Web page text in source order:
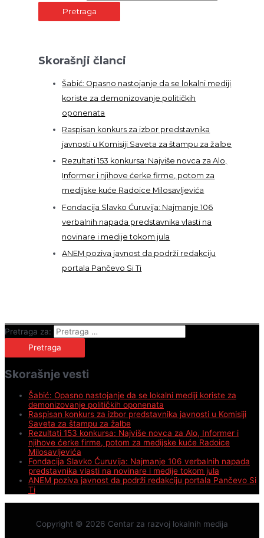
Skorašnji članci
Šabić: Opasno nastojanje da se lokalni mediji
koriste za demonizovanje političkih
oponenata
Raspisan konkurs za izbor predstavnika
javnosti u Komisiji Saveta za štampu za žalbe
Rezultati 153 konkursa: Najviše novca za Alo,
Informer i njihove ćerke firme, potom za
medijske kuće Radoice Milosavljevića
Fondacija Slavko Ćuruvija: Najmanje 106
verbalnih napada predstavnika vlasti na
novinare i medije tokom jula
ANEM poziva javnost da podrži redakciju
portala Pančevo Si Ti
Pretraga za:
Skorašnje vesti
Šabić: Opasno nastojanje da se lokalni mediji koriste za
demonizovanje političkih oponenata
Raspisan konkurs za izbor predstavnika javnosti u Komisiji
Saveta za štampu za žalbe
Rezultati 153 konkursa: Najviše novca za Alo, Informer i
njihove ćerke firme, potom za medijske kuće Radoice
Milosavljevića
Fondacija Slavko Ćuruvija: Najmanje 106 verbalnih napada
predstavnika vlasti na novinare i medije tokom jula
ANEM poziva javnost da podrži redakciju portala Pančevo Si
Ti
Copyright © 2026 Centar za razvoj lokalnih medija